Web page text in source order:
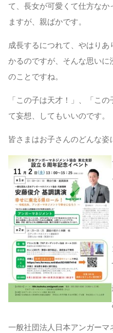
て、長女が可愛くて仕方な
ますが、親ばかです。
成長するにつれて、やはり
かるのですが、そんな思いに
のことですね。
「この子は天才！」、「こ
て妄想、してもいいのです。
皆さまはお子さんのどんな姿
一般社団法人日本アンガーマ